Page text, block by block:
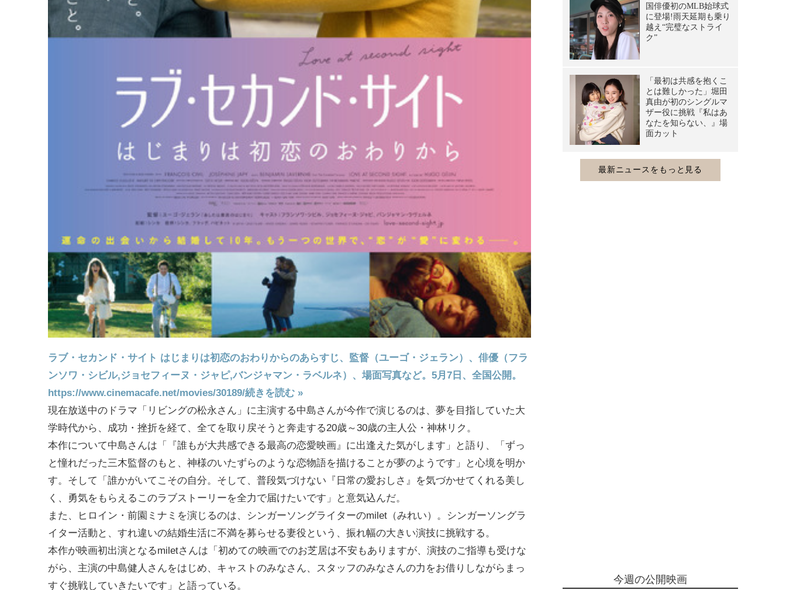
ラブ・セカンド・サイト はじまりは初恋のおわりからのあらすじ、監督（ユーゴ・ジェラン）、俳優（フラ
ンソワ・シビル,ジョセフィーヌ・ジャピ,バンジャマン・ラベルネ）、場面写真など。5月7日、全国公開。
https://www.cinemacafe.net/movies/30189/続きを読む »
現在放送中のドラマ「リビングの松永さん」に主演する中島さんが今作で演じるのは、夢を目指していた大
学時代から、成功・挫折を経て、全てを取り戻そうと奔走する20歳～30歳の主人公・神林リク。
本作について中島さんは「『誰もが大共感できる最高の恋愛映画』に出逢えた気がします」と語り、「ずっ
と憧れだった三木監督のもと、神様のいたずらのような恋物語を描けることが夢のようです」と心境を明か
す。そして「誰かがいてこその自分。そして、普段気づけない『日常の愛おしさ』を気づかせてくれる美し
く、勇気をもらえるこのラブストーリーを全力で届けたいです」と意気込んだ。
また、ヒロイン・前園ミナミを演じるのは、シンガーソングライターのmilet（みれい）。シンガーソングラ
イター活動と、すれ違いの結婚生活に不満を募らせる妻役という、振れ幅の大きい演技に挑戦する。
本作が映画初出演となるmiletさんは「初めての映画でのお芝居は不安もありますが、演技のご指導も受けな
がら、主演の中島健人さんをはじめ、キャストのみなさん、スタッフのみなさんの力をお借りしながらまっ
すぐ挑戦していきたいです」と語っている。
今週の公開映画